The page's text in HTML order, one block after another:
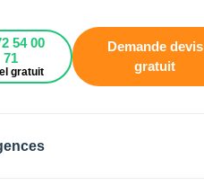
54 00
71
gratuit
Demande devis
gratuit